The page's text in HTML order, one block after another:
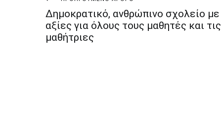
Πλοήγηση
άρθρων
Δημοκρατικό, ανθρώπινο σχολείο με
αξίες για όλους τους μαθητές και τις
μαθήτριες